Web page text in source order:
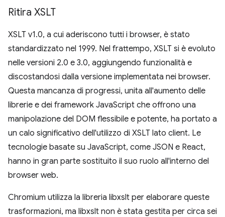
Ritira XSLT
XSLT v1.0, a cui aderiscono tutti i browser, è stato
standardizzato nel 1999. Nel frattempo, XSLT si è evoluto
nelle versioni 2.0 e 3.0, aggiungendo funzionalità e
discostandosi dalla versione implementata nei browser.
Questa mancanza di progressi, unita all'aumento delle
librerie e dei framework JavaScript che offrono una
manipolazione del DOM flessibile e potente, ha portato a
un calo significativo dell'utilizzo di XSLT lato client. Le
tecnologie basate su JavaScript, come JSON e React,
hanno in gran parte sostituito il suo ruolo all'interno del
browser web.
Chromium utilizza la libreria libxslt per elaborare queste
trasformazioni, ma libxslt non è stata gestita per circa sei